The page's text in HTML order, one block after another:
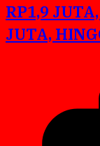
RP1,9
JUTA,